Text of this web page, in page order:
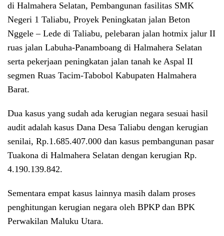
di Halmahera Selatan, Pembangunan fasilitas SMK
Negeri 1 Taliabu, Proyek Peningkatan jalan Beton
Nggele – Lede di Taliabu, pelebaran jalan hotmix jalur II
ruas jalan Labuha-Panamboang di Halmahera Selatan
serta pekerjaan peningkatan jalan tanah ke Aspal II
segmen Ruas Tacim-Tabobol Kabupaten Halmahera
Barat.
Dua kasus yang sudah ada kerugian negara sesuai hasil
audit adalah kasus Dana Desa Taliabu dengan kerugian
senilai, Rp.1.685.407.000 dan kasus pembangunan pasar
Tuakona di Halmahera Selatan dengan kerugian Rp.
4.190.139.842.
Sementara empat kasus lainnya masih dalam proses
penghitungan kerugian negara oleh BPKP dan BPK
Perwakilan Maluku Utara.